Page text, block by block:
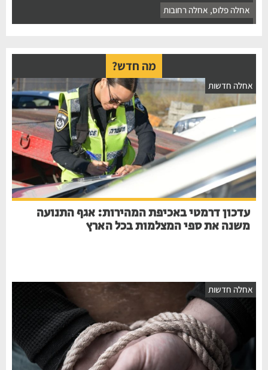
אחלה פלוס, אחלה רחובות
מה חדש?
אחלה חדשות
עדכון דרמטי באכיפת המהירות: אגף התנועה
משנה את ספי המצלמות בכל הארץ
אחלה חדשות